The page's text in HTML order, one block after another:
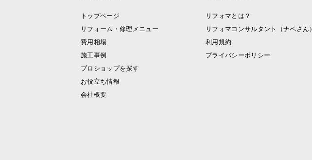
トップページ
リフォーム・修理メニュー
費用相場
施工事例
プロショップを探す
お役立ち情報
会社概要
リフォマとは？
リフォマコンサルタント（ナベさん）
利用規約
プライバシーポリシー